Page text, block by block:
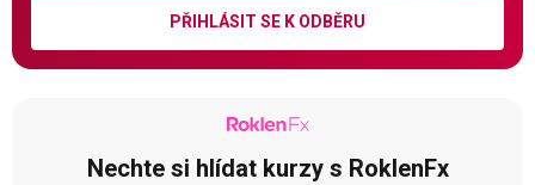
PŘIHLÁSIT SE K ODBĚRU
Nechte si hlídat kurzy s RoklenFx